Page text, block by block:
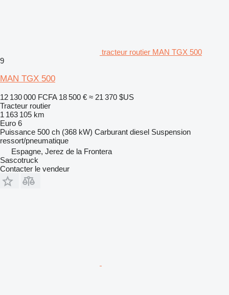
tracteur routier MAN TGX 500
9
MAN TGX 500
12 130 000 FCFA 18 500 € ≈ 21 370 $US
Tracteur routier
1 163 105 km
Euro 6
Puissance 500 ch (368 kW) Carburant diesel Suspension
ressort/pneumatique
Espagne, Jerez de la Frontera
Sascotruck
Contacter le vendeur